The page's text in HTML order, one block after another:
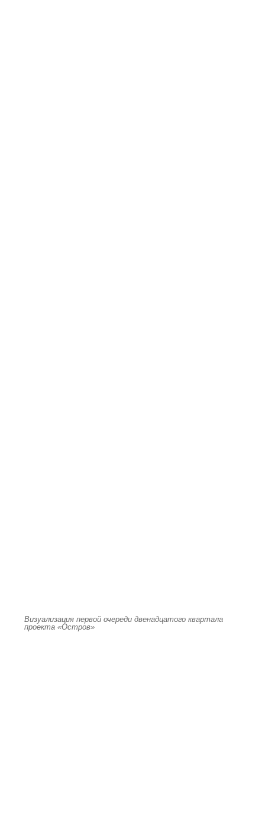
Визуализация первой очереди двенадцатого квартала
проекта «Остров»